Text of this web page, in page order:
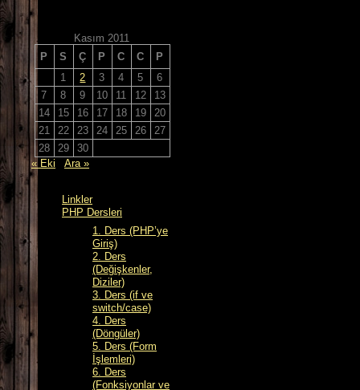
Kasım 2011
P
S Ç P C C
P
1
2 3 4 5
6
7
8 9 10 11 12
13
14
15 16 17 18 19
20
21
22 23 24 25 26
27
28
29
30
« Eki
Ara »
Linkler
PHP Dersleri
1. Ders (PHP’ye
Giriş)
2. Ders
(Değişkenler,
Diziler)
3. Ders (if ve
switch/case)
4. Ders
(Döngüler)
5. Ders (Form
İşlemleri)
6. Ders
(Fonksiyonlar ve